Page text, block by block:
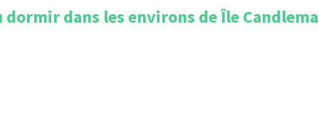
dormir dans les environs deÎle